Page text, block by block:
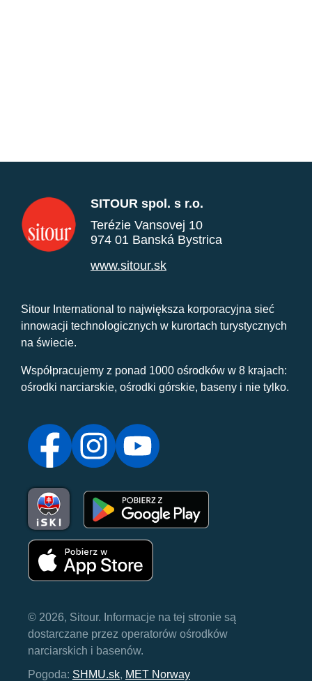
SITOUR spol. s r.o.
Terézie Vansovej 10
974 01 Banská Bystrica
www.sitour.sk
Sitour International to największa korporacyjna sieć
innowacji technologicznych w kurortach turystycznych
na świecie.
Współpracujemy z ponad 1000 ośrodków w 8 krajach:
ośrodki narciarskie, ośrodki górskie, baseny i nie tylko.
© 2026, Sitour. Informacje na tej stronie są
dostarczane przez operatorów ośrodków
narciarskich i basenów.
Pogoda: SHMU.sk, MET Norway